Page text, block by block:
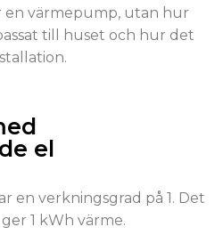
en värmepump, utan hur
till huset och hur det
el
en verkningsgrad på 1. Det
1 kWh värme.